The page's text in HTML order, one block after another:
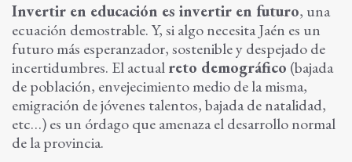
Invertir en educación es invertir en futuro, una
ecuación demostrable. Y, si algo necesita Jaén es un
futuro más esperanzador, sostenible y despejado de
incertidumbres. El actualreto demográfico (bajada
de población, envejecimiento medio de la misma,
emigración de jóvenes talentos, bajada de natalidad,
etc…) es un órdago que amenaza el desarrollo normal
de la provincia.